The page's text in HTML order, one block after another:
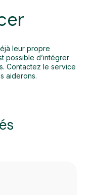
leur propre
possible d’intégrer
Contactez le service
aiderons.